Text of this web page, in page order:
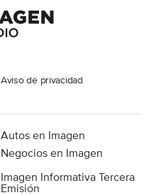
Aviso de privacidad
Autos en Imagen
Negocios en Imagen
Imagen Informativa Tercera
Emisión